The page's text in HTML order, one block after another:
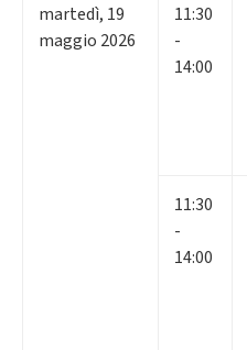
martedì, 19
maggio 2026
11:30
-
14:00
11:30
-
14:00